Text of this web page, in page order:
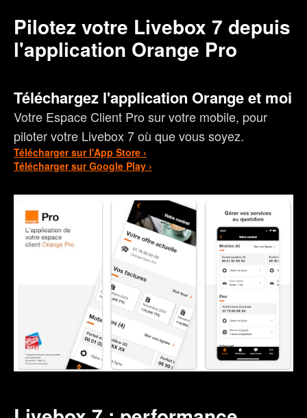
Pilotez votre Livebox 7 depuis
l'application Orange Pro
Téléchargez l'application Orange et moi
Votre Espace Client Pro sur votre mobile, pour
piloter votre Livebox 7 où que vous soyez.
Télécharger sur l'App Store ›
Télécharger sur Google Play ›